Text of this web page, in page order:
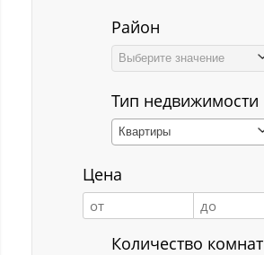
Красная Орловка
Красная Орловка с
Район
Выберите значение
Тип недвижимости
Квартиры
Цена
Количество комнат